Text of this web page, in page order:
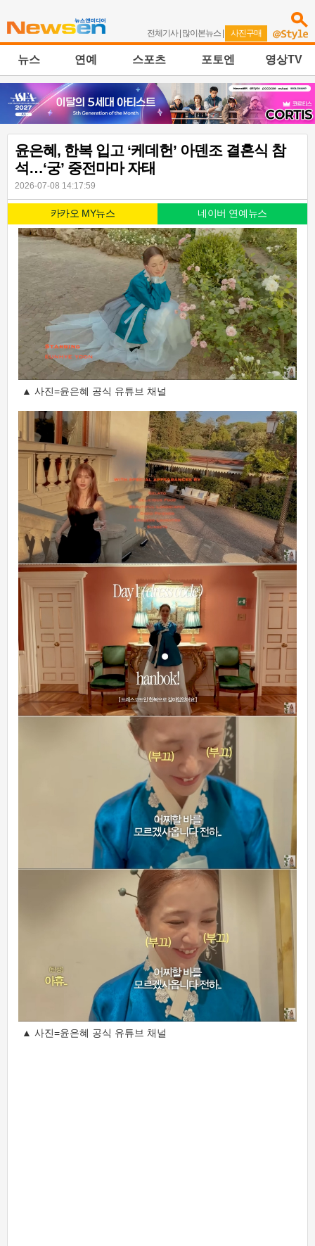
전체기사| 많이본뉴스 | 사진구매
뉴스 연예 스포츠 포토엔 영상TV
윤은혜, 한복 입고 ‘케데헌’ 아덴조 결혼식 참
석…‘궁’ 중전마마 자태
2026-07-08 14:17:59
카카오 MY뉴스 네이버 연예뉴스
▲ 사진=윤은혜 공식 유튜브 채널
▲ 사진=윤은혜 공식 유튜브 채널